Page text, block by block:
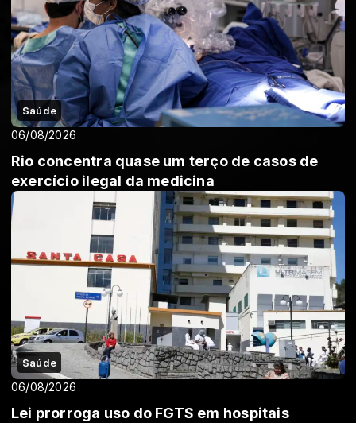
Saúde
06/08/2026
Rio concentra quase um terço de casos de
exercício ilegal da medicina
Saúde
06/08/2026
Lei prorroga uso do FGTS em hospitais